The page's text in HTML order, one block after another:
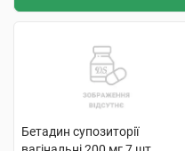
Бетадин супозиторії